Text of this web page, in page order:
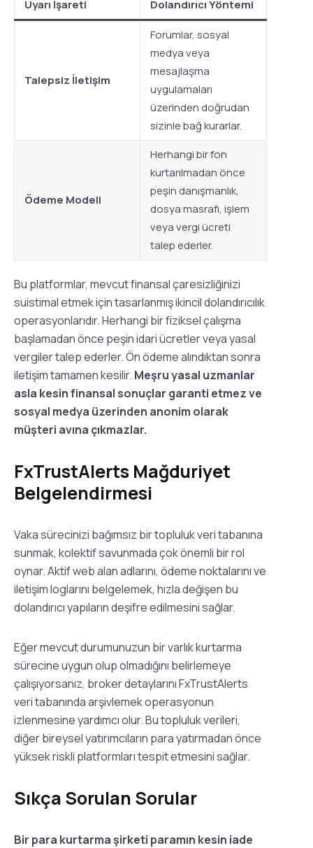
Uyarı İşareti Dolandırıcı Yöntemi
Talepsiz İletişim
Forumlar, sosyal
medya veya
mesajlaşma
uygulamaları
üzerinden doğrudan
sizinle bağ kurarlar.
Ödeme Modeli
Herhangi bir fon
kurtarılmadan önce
peşin danışmanlık,
dosya masrafı, işlem
veya vergi ücreti
talep ederler.
Bu platformlar, mevcut finansal çaresizliğinizi
suistimal etmek için tasarlanmış ikincil dolandırıcılık
operasyonlarıdır. Herhangi bir fiziksel çalışma
başlamadan önce peşin idari ücretler veya yasal
vergiler talep ederler. Ön ödeme alındıktan sonra
iletişim tamamen kesilir. Meşru yasal uzmanlar
asla kesin finansal sonuçlar garanti etmez ve
sosyal medya üzerinden anonim olarak
müşteri avına çıkmazlar.
FxTrustAlerts Mağduriyet
Belgelendirmesi
Vaka sürecinizi bağımsız bir topluluk veri tabanına
sunmak, kolektif savunmada çok önemli bir rol
oynar. Aktif web alan adlarını, ödeme noktalarını ve
iletişim loglarını belgelemek, hızla değişen bu
dolandırıcı yapıların deşifre edilmesini sağlar.
Eğer mevcut durumunuzun bir varlık kurtarma
sürecine uygun olup olmadığını belirlemeye
çalışıyorsanız, broker detaylarını FxTrustAlerts
veri tabanında arşivlemek operasyonun
izlenmesine yardımcı olur. Bu topluluk verileri,
diğer bireysel yatırımcıların para yatırmadan önce
yüksek riskli platformları tespit etmesini sağlar.
Sıkça Sorulan Sorular
Bir para kurtarma şirketi paramın kesin iade